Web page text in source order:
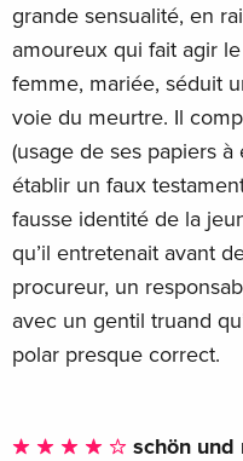
grande sensualité, en
amoureux qui fait agir
femme, mariée, séduit
voie du meurtre. Il
(usage de ses papiers
établir un faux
fausse identité de la
qu’il entretenait avant
procureur, un
avec un gentil truand
polar presque correct.
schön und